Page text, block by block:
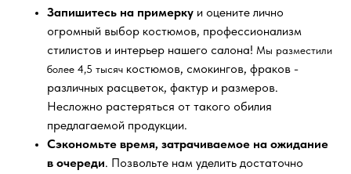
Запишитесь на примерку и оцените лично
огромный выбор костюмов, профессионализм
стилистов и интерьер нашего салона! Мы разместили
более 4,5 тысяч костюмов, смокингов, фраков -
различных расцветок, фактур и размеров.
Несложно растеряться от такого обилия
предлагаемой продукции.
Сэкономьте время, затрачиваемое на ожидание
в очереди. Позвольте нам уделить достаточно